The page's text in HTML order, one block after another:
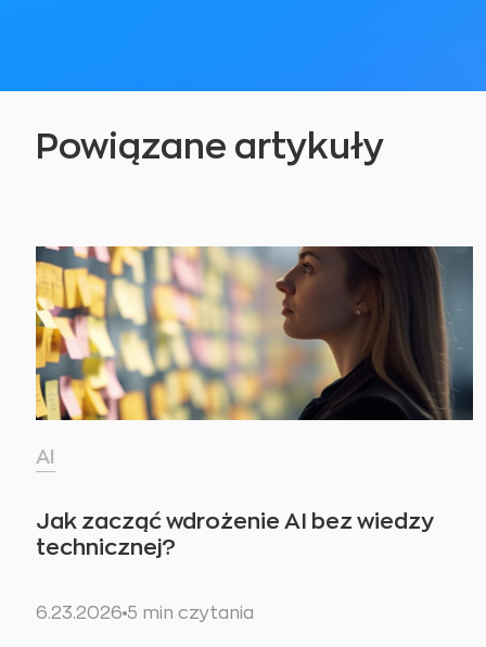
Powiązane artykuły
AI
Jak zacząć wdrożenie AI bez wiedzy
technicznej?
6.23.2026 5 min czytania